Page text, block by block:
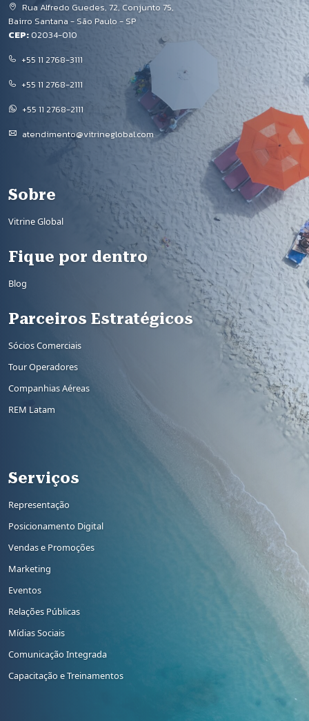
Rua Alfredo Guedes, 72, Conjunto 75,
Bairro Santana - São Paulo - SP
CEP: 02034-010
+55 11 2768-3111
+55 11 2768-2111
+55 11 2768-2111
atendimento@vitrineglobal.com
Rodapé
Sobre
Vitrine Global
Fique por dentro
Blog
Parceiros Estratégicos
Sócios Comerciais
Tour Operadores
Companhias Aéreas
REM Latam
Rodapé 2
Serviços
Representação
Posicionamento Digital
Vendas e Promoções
Marketing
Eventos
Relações Públicas
Mídias Sociais
Comunicação Integrada
Capacitação e Treinamentos